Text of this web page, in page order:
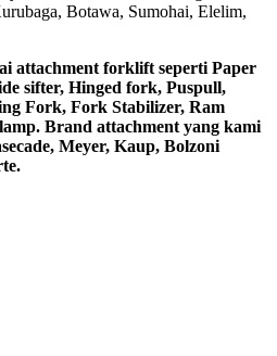
Botawa, Sumohai, Elelim,
attachment forklift seperti Paper
sifter, Hinged fork, Puspull,
Fork, Fork Stabilizer, Ram
Brand attachment yang kami
Meyer, Kaup, Bolzoni